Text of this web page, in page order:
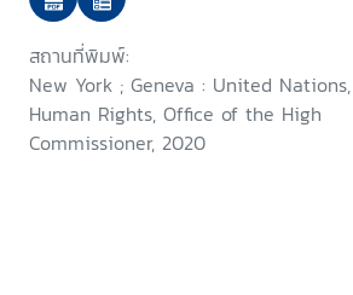
สถานที่พิมพ์:
New York ; Geneva : United Nations,
Human Rights, Office of the High
Commissioner, 2020